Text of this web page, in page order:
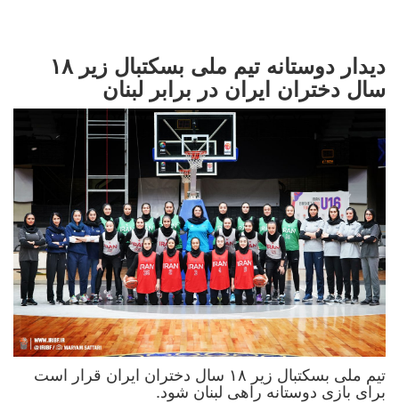
دیدار دوستانه تیم ملی بسکتبال زیر ۱۸
سال دختران ایران در برابر لبنان
تیم ملی بسکتبال زیر ۱۸ سال دختران ایران قرار است
برای بازی دوستانه راهی لبنان شود.